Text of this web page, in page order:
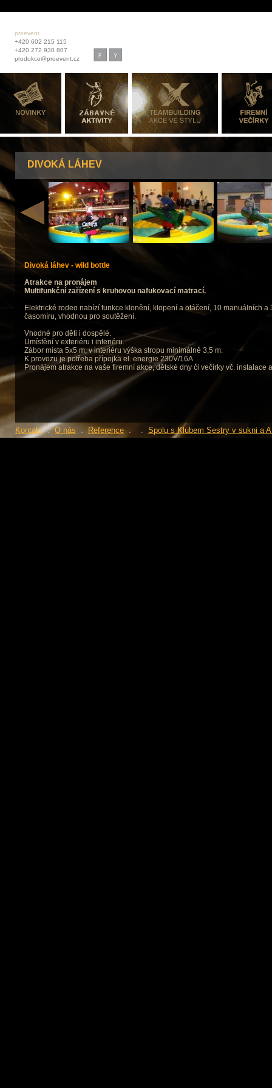
proevent
+420 602 215 115
+420 272 930 807
produkce@proevent.cz
DIVOKÁ LÁHEV
Divoká láhev - wild bottle
Atrakce na pronájem
Multifunkční zařízení s kruhovou nafukovací matrací.
Elektrické rodeo nabízí funkce klonění, klopení a otáčení, 10 manuálních
časomíru, vhodnou pro soutěžení.
Vhodné pro děti i dospělé.
Umístění v exteriéru i interiéru.
Zábor místa 5x5 m, v interiéru výška stropu minimálně 3,5 m.
K provozu je potřeba přípojka el. energie 230V/16A
Pronájem atrakce na vaše firemní akce, dětské dny či večírky vč. instalace
Kontakt.O nás . Reference. . Spolu s Klubem Sestry v sukni a